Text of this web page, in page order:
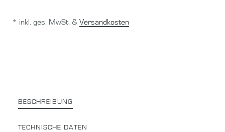
* inkl. ges. MwSt. & Versandkosten
BESCHREIBUNG
TECHNISCHE DATEN